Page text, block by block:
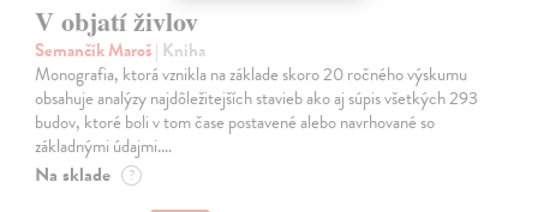
V objatí živlov
Semančík Maroš| Kniha
Monografia, ktorá vznikla na základe skoro 20 ročného výskumu
obsahuje analýzy najdôležitejších stavieb ako aj súpis všetkých 293
budov, ktoré boli v tom čase postavené alebo navrhované so
základnými údajmi.…
Na sklade ?